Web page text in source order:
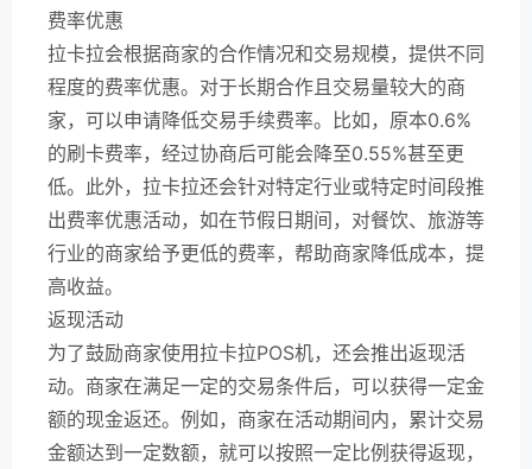
费率优惠
拉卡拉会根据商家的合作情况和交易规模，提供不同
程度的费率优惠。对于长期合作且交易量较大的商
家，可以申请降低交易手续费率。比如，原本0.6%
的刷卡费率，经过协商后可能会降至0.55%甚至更
低。此外，拉卡拉还会针对特定行业或特定时间段推
出费率优惠活动，如在节假日期间，对餐饮、旅游等
行业的商家给予更低的费率，帮助商家降低成本，提
高收益。
返现活动
为了鼓励商家使用拉卡拉POS机，还会推出返现活
动。商家在满足一定的交易条件后，可以获得一定金
额的现金返还。例如，商家在活动期间内，累计交易
金额达到一定数额，就可以按照一定比例获得返现，